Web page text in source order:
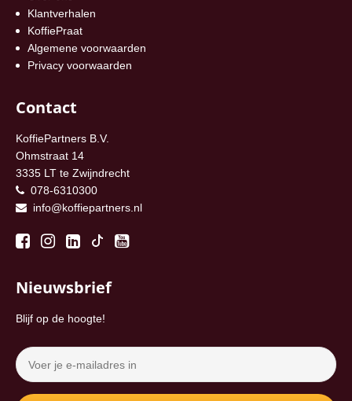
Klantverhalen
KoffiePraat
Algemene voorwaarden
Privacy voorwaarden
Contact
KoffiePartners B.V.
Ohmstraat 14
3335 LT te Zwijndrecht
078-6310300
info@koffiepartners.nl
Nieuwsbrief
Blijf op de hoogte!